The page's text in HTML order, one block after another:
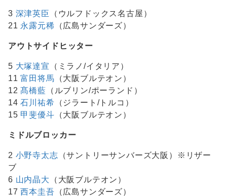
3 深津英臣
（ウルフドックス名古屋）
21 永露元稀 （広島サンダーズ）
アウトサイドヒッター
5 大塚達宣
（ミラノ/イタリア）
11富田将馬 （大阪ブルテオン）
12髙橋藍 （ルブリン/ポーランド）
14石川祐希 （ジラート/トルコ）
15 甲斐優斗 （大阪ブルテオン）
ミドルブロッカー
2 小野寺太志 （サントリーサンバーズ大阪）※リザー
ブ
6 山内晶大
（大阪ブルテオン）
17西本圭吾 （広島サンダーズ）